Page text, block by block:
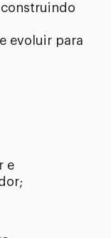
construindo
evoluir para
e